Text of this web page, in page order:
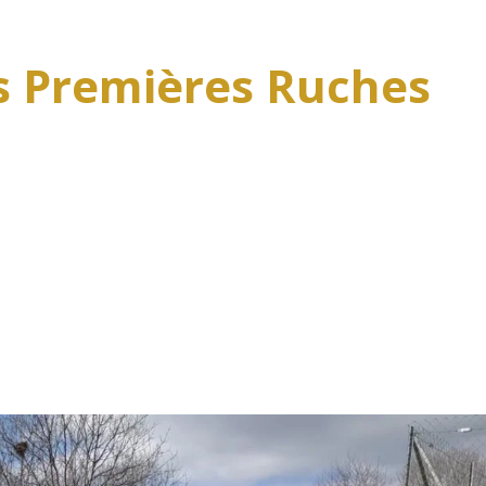
Premières Ruches